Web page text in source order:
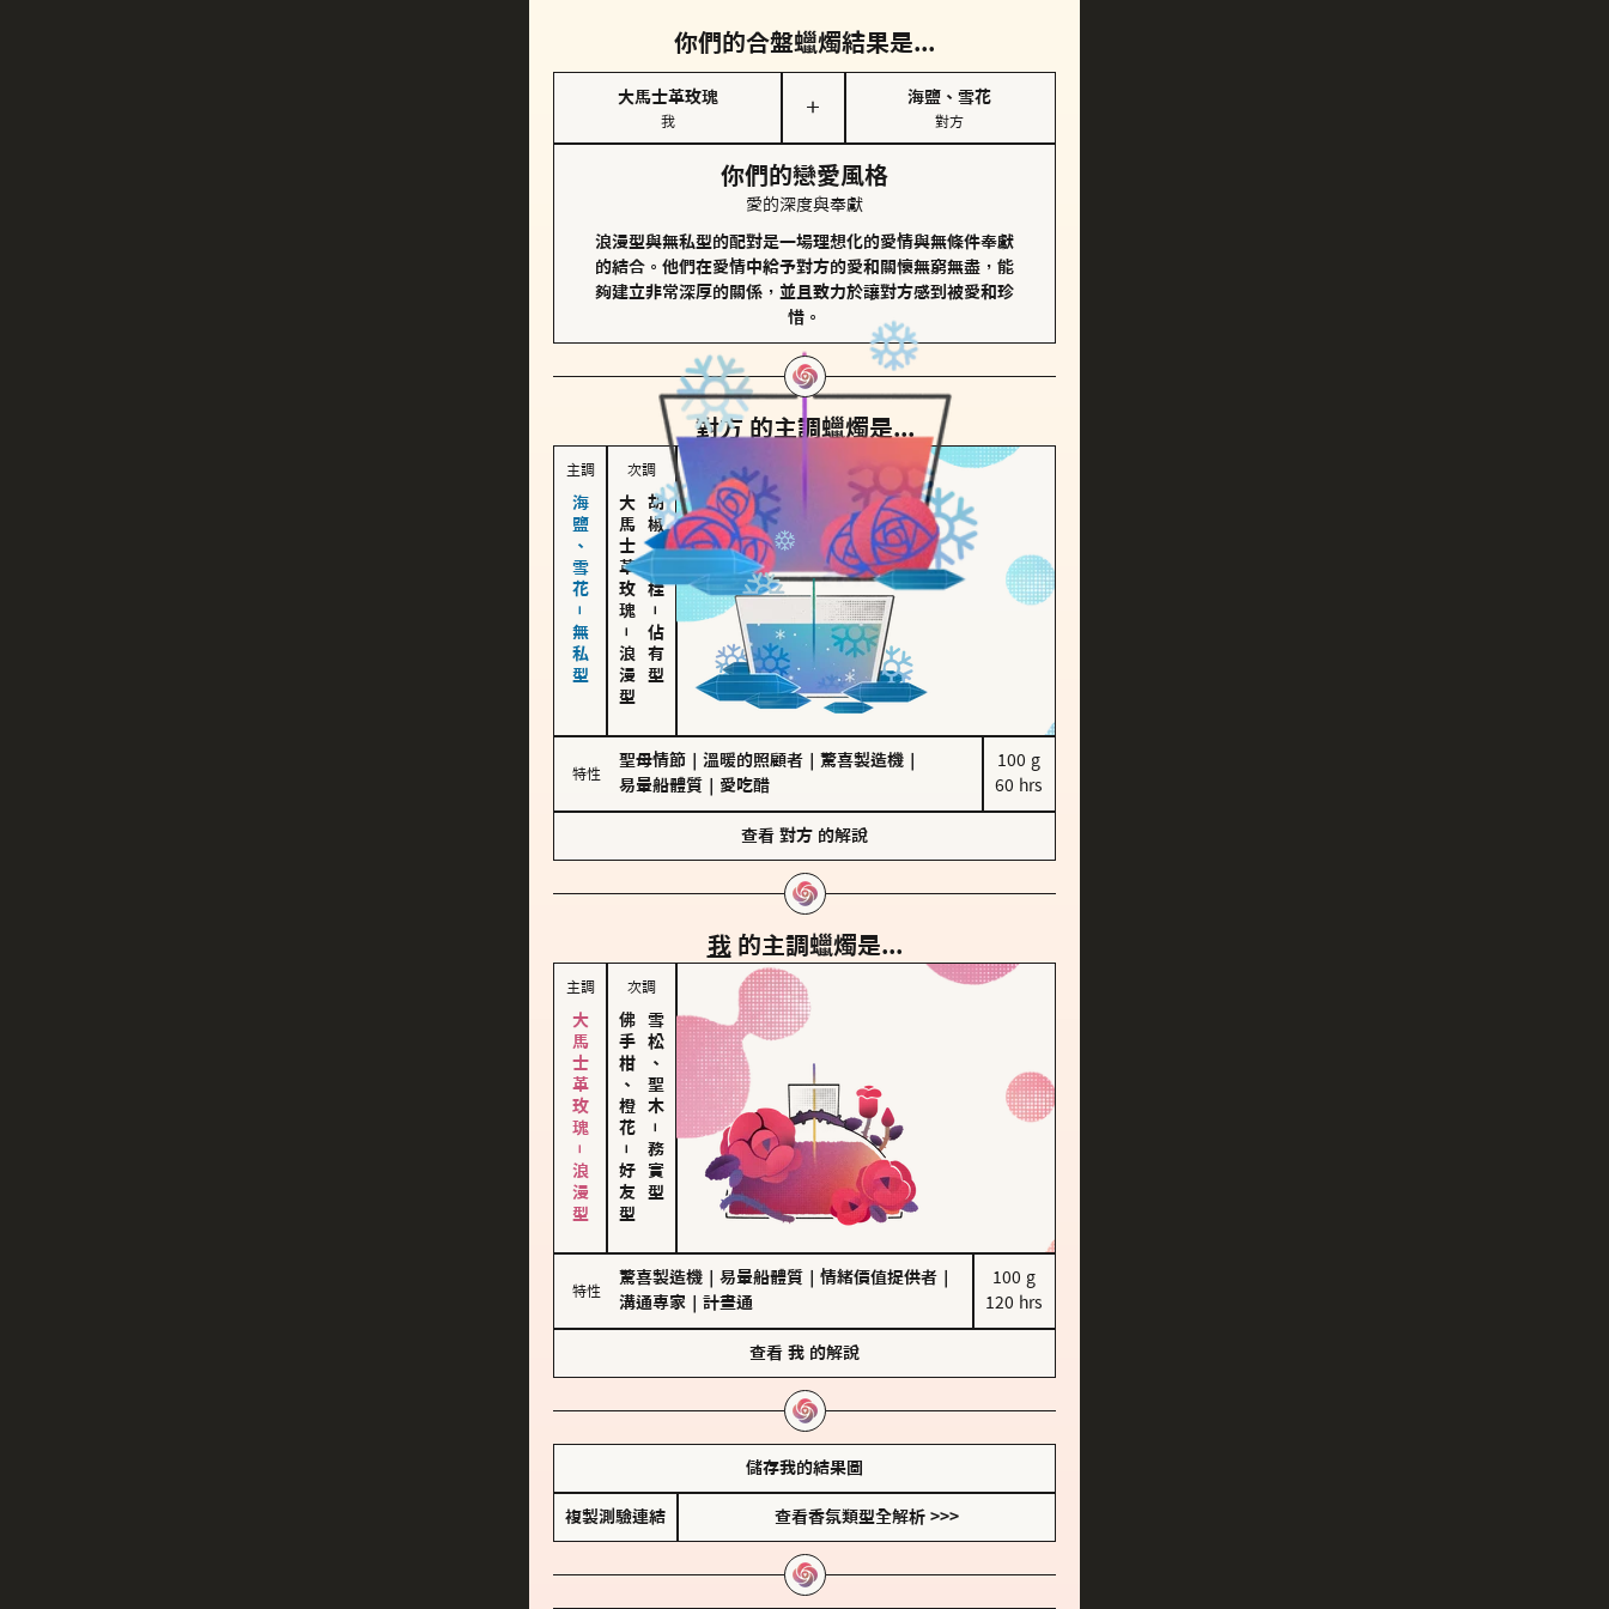
你們的合盤蠟燭結果是...
大馬士革玫瑰
我
＋
海鹽、雪花
對方
你們的戀愛風格
愛的深度與奉獻
浪漫型與無私型的配對是一場理想化的愛情與無條件奉獻
的結合。他們在愛情中給予對方的愛和關懷無窮無盡，能
夠建立非常深厚的關係，並且致力於讓對方感到被愛和珍
惜。
對方 的主調蠟燭是...
主調
海鹽、雪花－無私型
次調
大馬士革玫瑰
－
浪漫型
胡椒、肉桂
－
佔有型
特性
聖母情節 溫暖的照顧者 驚喜製造機
易暈船體質
愛吃醋
100 g
60 hrs
查看 對方 的解說
我 的主調蠟燭是...
主調
大馬士革玫瑰－浪漫型
次調
佛手柑、橙花
－
好友型
雪松、聖木
－
務實型
特性
驚喜製造機 易暈船體質 情緒價值提供者
溝通專家
計畫通
100 g
120 hrs
查看 我 的解說
儲存我的結果圖
複製測驗連結 查看香氛類型全解析 >>>